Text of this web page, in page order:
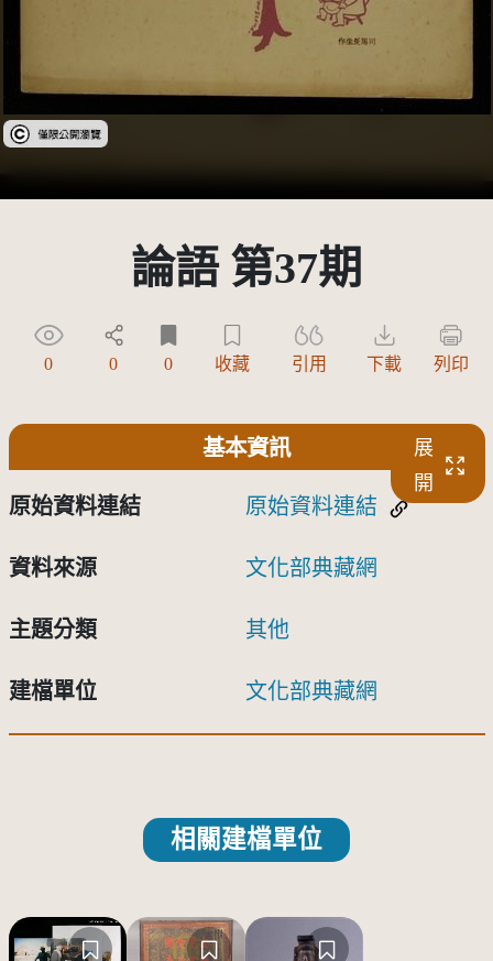
受著作權法保護-僅限於本平台有限度公開瀏覽
論語 第37期
0 0 0 收藏 引用 下載 列印
基本資訊
展
開
原始資料連結 原始資料連結
資料來源 文化部典藏網
主題分類 其他
建檔單位 文化部典藏網
相關建檔單位